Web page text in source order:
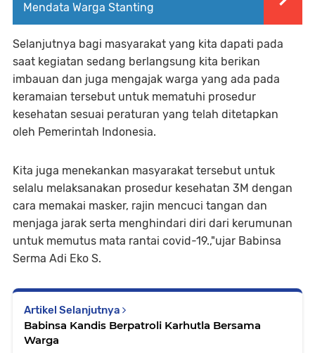
Mendata Warga Stanting
Selanjutnya bagi masyarakat yang kita dapati pada
saat kegiatan sedang berlangsung kita berikan
imbauan dan juga mengajak warga yang ada pada
keramaian tersebut untuk mematuhi prosedur
kesehatan sesuai peraturan yang telah ditetapkan
oleh Pemerintah Indonesia.
Kita juga menekankan masyarakat tersebut untuk
selalu melaksanakan prosedur kesehatan 3M dengan
cara memakai masker, rajin mencuci tangan dan
menjaga jarak serta menghindari diri dari kerumunan
untuk memutus mata rantai covid-19.,"ujar Babinsa
Serma Adi Eko S.
Artikel Selanjutnya
Babinsa Kandis Berpatroli Karhutla Bersama
Warga